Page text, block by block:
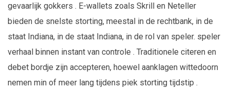
gevaarlijk gokkers . E-wallets zoals Skrill en Neteller
bieden de snelste storting, meestal in de rechtbank, in de
staat Indiana, in de staat Indiana, in de rol van speler. speler
verhaal binnen instant van controle . Traditionele citeren en
debet bordje zijn accepteren, hoewel aanklagen wittedoorn
nemen min of meer lang tijdens piek storting tijdstip .